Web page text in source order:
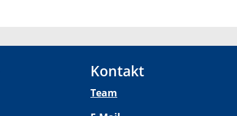
Kontakt
Team